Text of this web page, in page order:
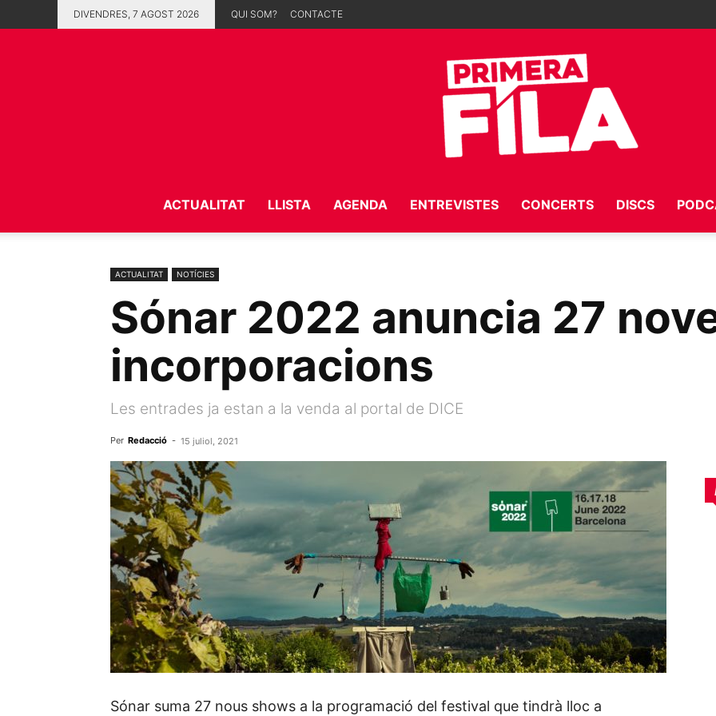
DIVENDRES, 7 AGOST 2026 QUI SOM? CONTACTE
Fila
ACTUALITAT LLISTA AGENDA ENTREVISTES CONCERTS DISCS
ACTUALITAT NOTÍCIES
Sónar 2022 anuncia 27
incorporacions
Les entrades ja estan a la venda al portal de DICE
Per Redacció - 15 juliol, 2021
Sónar suma 27 nous shows a la programació del festival que tindrà lloc a